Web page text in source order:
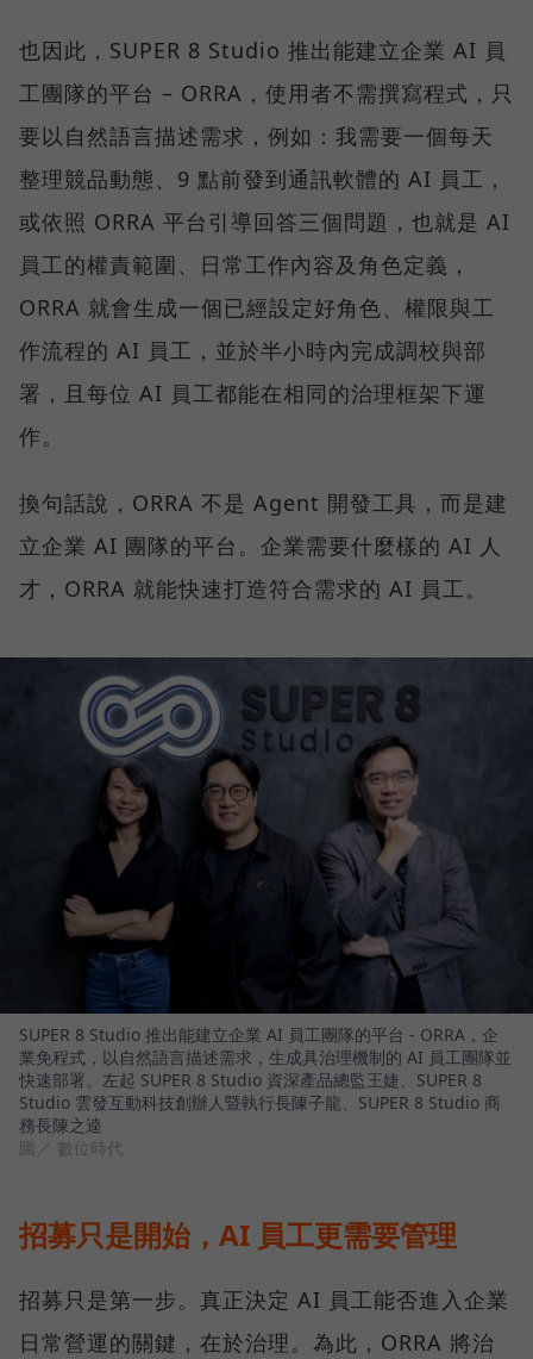
也因此，SUPER 8 Studio 推出能建立企業 AI 員
工團隊的平台 – ORRA，使用者不需撰寫程式，只
要以自然語言描述需求，例如：我需要一個每天
整理競品動態、9 點前發到通訊軟體的 AI 員工，
或依照 ORRA 平台引導回答三個問題，也就是 AI
員工的權責範圍、日常工作內容及角色定義，
ORRA 就會生成一個已經設定好角色、權限與工
作流程的 AI 員工，並於半小時內完成調校與部
署，且每位 AI 員工都能在相同的治理框架下運
作。
換句話說，ORRA 不是 Agent 開發工具，而是建
立企業 AI 團隊的平台。企業需要什麼樣的 AI 人
才，ORRA 就能快速打造符合需求的 AI 員工。
SUPER 8 Studio 推出能建立企業 AI 員工團隊的平台 - ORRA，企
業免程式，以自然語言描述需求，生成具治理機制的 AI 員工團隊並
快速部署。左起 SUPER 8 Studio 資深產品總監王婕、SUPER 8
Studio 雲發互動科技創辦人暨執行長陳子龍、SUPER 8 Studio 商
務長陳之逵
圖／ 數位時代
招募只是開始，AI 員工更需要管理
招募只是第一步。真正決定 AI 員工能否進入企業
日常營運的關鍵，在於治理。為此，ORRA 將治